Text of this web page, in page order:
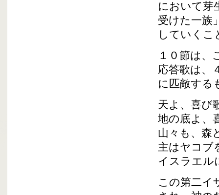
において芽
受けた一族
していくこ
１０節は、
応答歌は、
に匹敵する
天よ、喜び
地の底よ、
山々も、森
主はヤコブ
イスラエル
この第二イ